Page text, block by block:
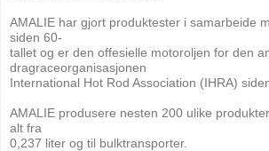
AMALIE har gjort produktester i samarbeide
siden 60-
tallet og er den offesielle motoroljen for den
dragraceorganisasjonen
International Hot Rod Association (IHRA)
AMALIE produsere nesten 200 ulike
alt fra
0,237 liter og til bulktransporter.